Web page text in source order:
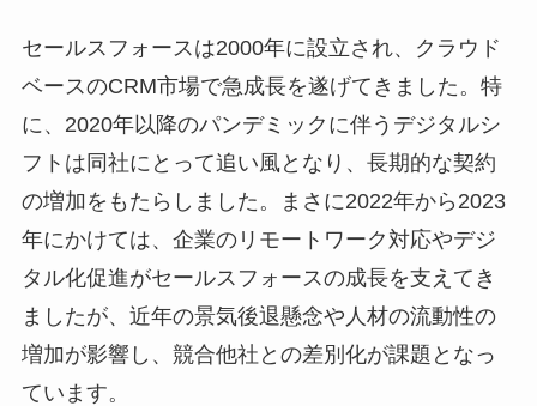
セールスフォースは2000年に設立され、クラウド
ベースのCRM市場で急成長を遂げてきました。特
に、2020年以降のパンデミックに伴うデジタルシ
フトは同社にとって追い風となり、長期的な契約
の増加をもたらしました。まさに2022年から2023
年にかけては、企業のリモートワーク対応やデジ
タル化促進がセールスフォースの成長を支えてき
ましたが、近年の景気後退懸念や人材の流動性の
増加が影響し、競合他社との差別化が課題となっ
ています。